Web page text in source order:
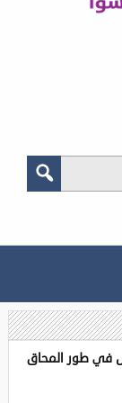
في طور المحاق